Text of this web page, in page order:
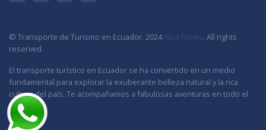
© Transporte de Turismo en Ecuador. 2024Alex Flores. All rights
reserved.
El transporte turístico en Ecuador se ha convertido en un medio
fundamental para explorar la exuberante belleza natural y la rica
cultura del país. Te acompañamos a fabulosas aventuras en todo el
Ecuador.